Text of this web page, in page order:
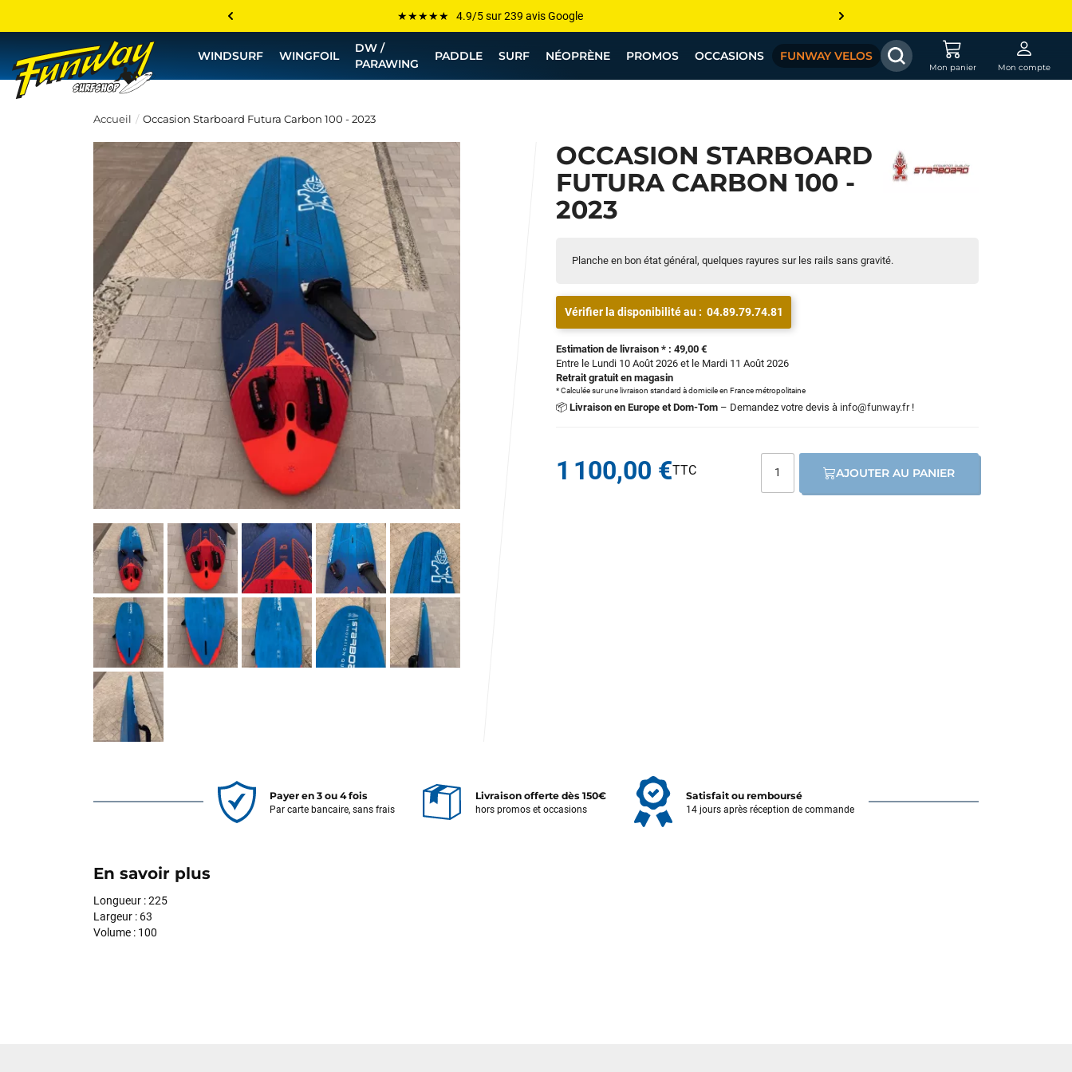
Les plus grandes marques sont chez Funway
Jusqu’à -75% de remise sur le windsurf, wingfoil, etc...
💰 Meilleur prix garanti — Moins cher ailleurs ? On s’aligne !
WINDSURF WINGFOIL
DW /
PARAWING
PADDLE SURF NÉOPRÈNE PROMOS OCCASIONS FUNWAY VELOS
Mon panier Mon compte
Accueil Occasion Starboard Futura Carbon 100 - 2023
OCCASION STARBOARD
FUTURA CARBON 100 -
2023
Planche en bon état général, quelques rayures sur les rails sans gravité.
Vérifier la disponibilité au : 04.89.79.74.81
Estimation de livraison * : 49,00 €
Entre le Lundi 10 Août 2026 et le Mardi 11 Août 2026
Retrait gratuit en magasin
* Calculée sur une livraison standard à domicile en France métropolitaine
📦 Livraison en Europe et Dom-Tom – Demandez votre devis à info@funway.fr!
1 100,00 € AJOUTER AU PANIER
Payer en 3 ou 4 fois
Par carte bancaire, sans frais
Livraison offerte dès 150€
hors promos et occasions
Satisfait ou remboursé
14 jours après réception de commande
En savoir plus
Longueur : 225
Largeur : 63
Volume : 100
Votre satisfaction est notre priorité !